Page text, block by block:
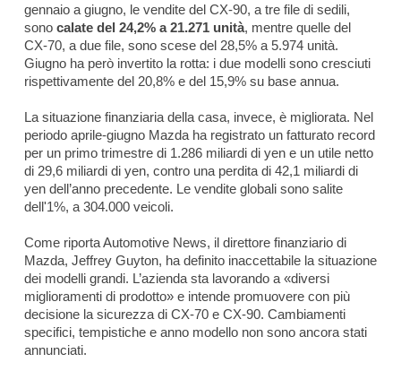
gennaio a giugno, le vendite del CX-90, a tre file di sedili,
sono calate del 24,2% a 21.271 unità, mentre quelle del
CX-70, a due file, sono scese del 28,5% a 5.974 unità.
Giugno ha però invertito la rotta: i due modelli sono cresciuti
rispettivamente del 20,8% e del 15,9% su base annua.
La situazione finanziaria della casa, invece, è migliorata. Nel
periodo aprile-giugno Mazda ha registrato un fatturato record
per un primo trimestre di 1.286 miliardi di yen e un utile netto
di 29,6 miliardi di yen, contro una perdita di 42,1 miliardi di
yen dell’anno precedente. Le vendite globali sono salite
dell'1%, a 304.000 veicoli.
Come riportaAutomotive News, il direttore finanziario di
Mazda, Jeffrey Guyton, ha definito inaccettabile la situazione
dei modelli grandi. L’azienda sta lavorando a «diversi
miglioramenti di prodotto» e intende promuovere con più
decisione la sicurezza di CX-70 e CX-90. Cambiamenti
specifici, tempistiche e anno modello non sono ancora stati
annunciati.